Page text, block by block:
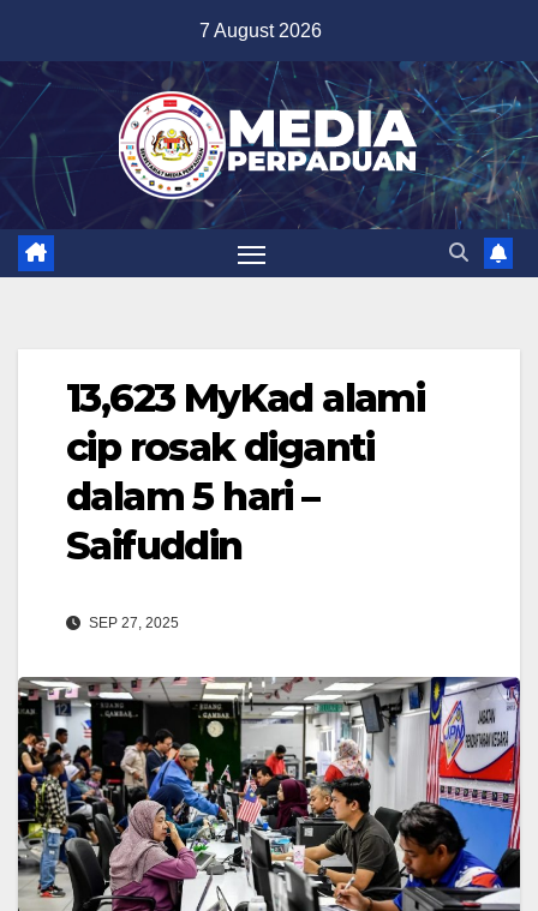
content
7 August 2026
13,623 MyKad alami
cip rosak diganti
dalam 5 hari –
Saifuddin
SEP 27, 2025